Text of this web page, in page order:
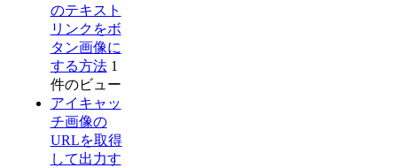
のテキスト
リンクをボ
タン画像に
する方法 1
件のビュー
アイキャッ
チ画像の
URLを取得
して出力す